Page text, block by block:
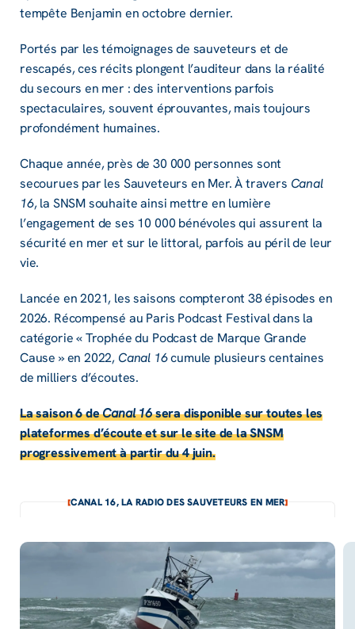
tempête Benjamin en octobre dernier.
Portés par les témoignages de sauveteurs et de
rescapés, ces récits plongent l’auditeur dans la réalité
du secours en mer : des interventions parfois
spectaculaires, souvent éprouvantes, mais toujours
profondément humaines.
Chaque année, près de 30 000 personnes sont
secourues par les Sauveteurs en Mer. À travers Canal
16, la SNSM souhaite ainsi mettre en lumière
l’engagement de ses 10 000 bénévoles qui assurent la
sécurité en mer et sur le littoral, parfois au péril de leur
vie.
Lancée en 2021, les saisons compteront 38 épisodes en
2026. Récompensé au Paris Podcast Festival dans la
catégorie « Trophée du Podcast de Marque Grande
Cause » en 2022, Canal 16cumule plusieurs centaines
de milliers d’écoutes.
La saison 6 deCanal 16sera disponible sur toutes les
plateformes d’écoute et sur le site de la SNSM
progressivement à partir du 4 juin.
CANAL 16, LA RADIO DES SAUVETEURS EN MER